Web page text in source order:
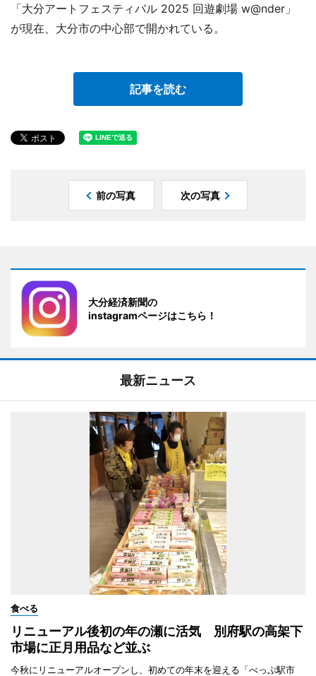
「大分アートフェスティバル 2025 回遊劇場 w@nder」
が現在、大分市の中心部で開かれている。
記事を読む
前の写真 次の写真
大分経済新聞の
instagramページはこちら！
最新ニュース
食べる
リニューアル後初の年の瀬に活気 別府駅の高架下
市場に正月用品など並ぶ
今秋にリニューアルオープンし、初めての年末を迎える「べっぷ駅市